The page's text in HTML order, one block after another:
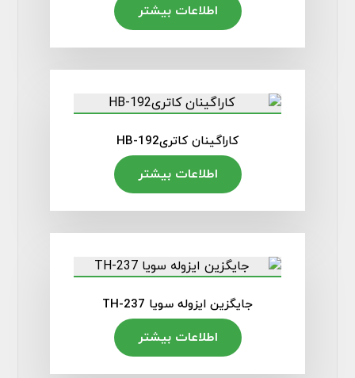
اطلاعات بیشتر
کاراگینان کاتریHB-192
اطلاعات بیشتر
جایگزین ایزوله سویا TH-237
اطلاعات بیشتر